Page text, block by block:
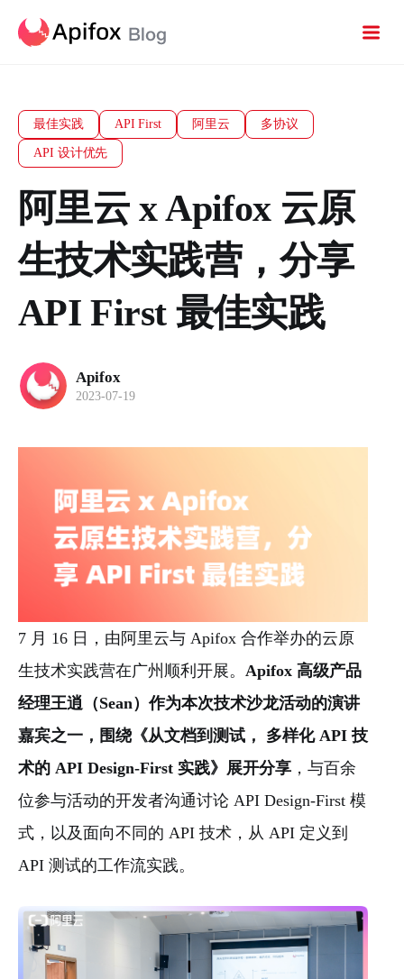
最佳实践 API First 阿里云 多协议
API 设计优先
阿里云 x Apifox 云原
生技术实践营，分享
API First 最佳实践
Apifox
2023-07-19
7 月 16 日，由阿里云与 Apifox 合作举办的云原
生技术实践营在广州顺利开展。 Apifox 高级产品
经理王逍（Sean）作为本次技术沙龙活动的演讲
嘉宾之一，围绕《从文档到测试， 多样化 API 技
术的 API Design-First 实践》展开分享 ，与百余
位参与活动的开发者沟通讨论 API Design-First 模
式，以及面向不同的 API 技术，从 API 定义到
API 测试的工作流实践。